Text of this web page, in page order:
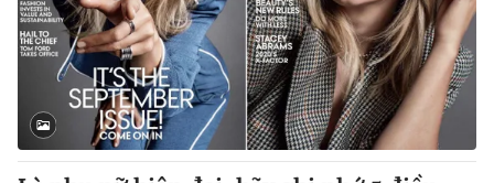
Chất lượng cuộc sống
Học trực tuyến
Hitech Công nghệ tương lai
Sản phẩm
Thị trường
Giao lưu trực tuyến
Lịch phát sóng